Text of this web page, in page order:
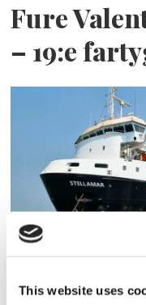
This website uses
Fure
– 19:e